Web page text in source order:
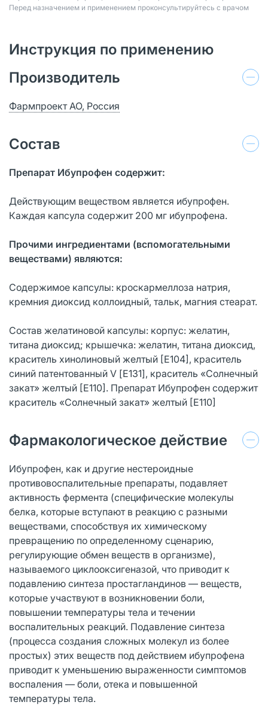
Перед назначением и применением проконсультируйтесь с врачом
Инструкция по применению
Производитель
Фармпроект АО, Россия
Состав
Препарат Ибупрофен содержит:
Действующим веществом является ибупрофен.
Каждая капсула содержит 200 мг ибупрофена.
Прочими ингредиентами (вспомогательными
веществами) являются:
Содержимое капсулы: кроскармеллоза натрия,
кремния диоксид коллоидный, тальк, магния стеарат.
Состав желатиновой капсулы: корпус: желатин,
титана диоксид; крышечка: желатин, титана диоксид,
краситель хинолиновый желтый [Е104], краситель
синий патентованный V [Е131], краситель «Солнечный
закат» желтый [Е110]. Препарат Ибупрофен содержит
краситель «Солнечный закат» желтый [Е110]
Фармакологическое действие
Ибупрофен, как и другие нестероидные
противовоспалительные препараты, подавляет
активность фермента (специфические молекулы
белка, которые вступают в реакцию с разными
веществами, способствуя их химическому
превращению по определенному сценарию,
регулирующие обмен веществ в организме),
называемого циклооксигеназой, что приводит к
подавлению синтеза простагландинов — веществ,
которые участвуют в возникновении боли,
повышении температуры тела и течении
воспалительных реакций. Подавление синтеза
(процесса создания сложных молекул из более
простых) этих веществ под действием ибупрофена
приводит к уменьшению выраженности симптомов
воспаления — боли, отека и повышенной
температуры тела.